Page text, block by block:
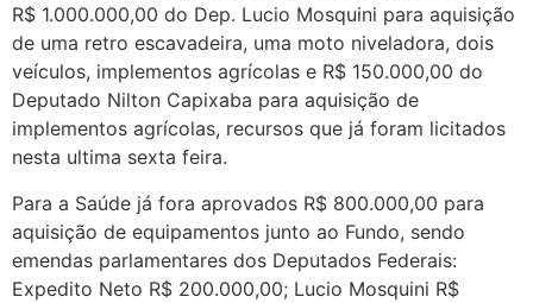
R$ 1.000.000,00 do Dep. Lucio Mosquini para aquisição
de uma retro escavadeira, uma moto niveladora, dois
veículos, implementos agrícolas e R$ 150.000,00 do
Deputado Nilton Capixaba para aquisição de
implementos agrícolas, recursos que já foram licitados
nesta ultima sexta feira.
Para a Saúde já fora aprovados R$ 800.000,00 para
aquisição de equipamentos junto ao Fundo, sendo
emendas parlamentares dos Deputados Federais:
Expedito Neto R$ 200.000,00; Lucio Mosquini R$